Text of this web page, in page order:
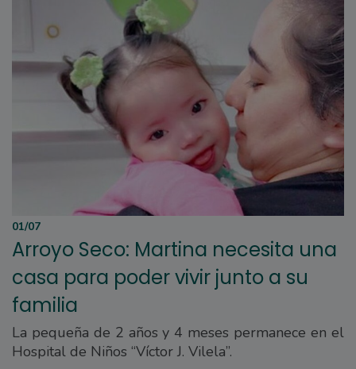
01/07
Arroyo Seco: Martina necesita una
casa para poder vivir junto a su
familia
La pequeña de 2 años y 4 meses permanece en el
Hospital de Niños “Víctor J. Vilela”.